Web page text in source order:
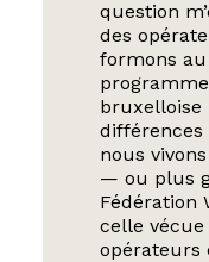
question
des
formons
bruxelloise
nous
— ou plus
Fédération
celle